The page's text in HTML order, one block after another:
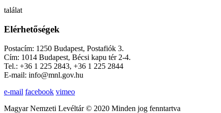
találat
Elérhetőségek
Postacím: 1250 Budapest, Postafiók 3.
Cím: 1014 Budapest, Bécsi kapu tér 2-4.
Tel.: +36 1 225 2843, +36 1 225 2844
E-mail: info@mnl.gov.hu
e-mail facebook vimeo
Magyar Nemzeti Levéltár © 2020 Minden jog fenntartva